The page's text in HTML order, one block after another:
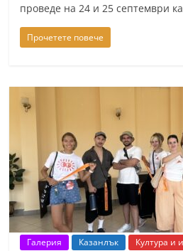
проведе на 24 и 25 септември
Прочетете повече
Галерия Казанлък Култура и